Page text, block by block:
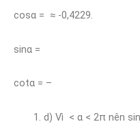
cosα = ≈ -0,4229.
sinα =
cotα = –
d) Vì < α < 2π nên